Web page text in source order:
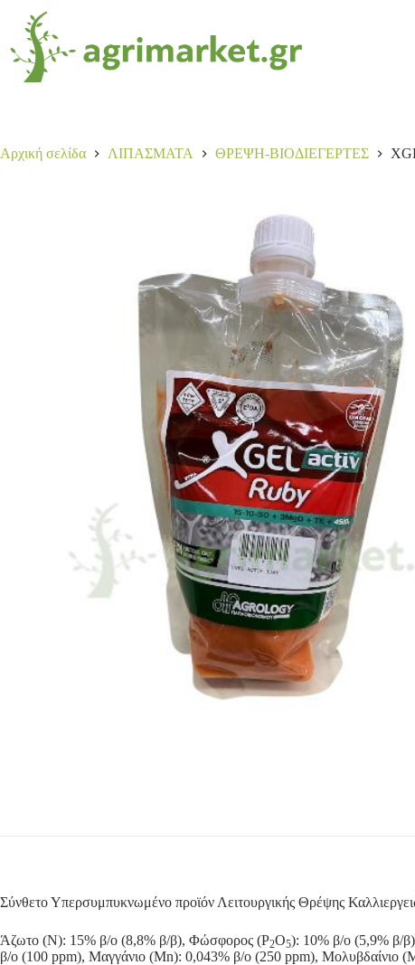
10,00
23 σε απόθεμα
Αρχική σελίδα ΛΙΠΑΣΜΑΤΑ ΘΡΕΨΗ-ΒΙΟΔΙΕΓΕΡΤΕΣ
Σύνθετο Υπερσυμπυκνωμένο προϊόν Λειτουργικής Θρέψης
Άζωτο (Ν): 15% β/ο (8,8% β/β), Φώσφορος (P2O5): 10% β/ο (5,9% β/
β/ο (100 ppm), Μαγγάνιο (Mn): 0,043% β/ο (250 ppm), Μολυβδαίνιο